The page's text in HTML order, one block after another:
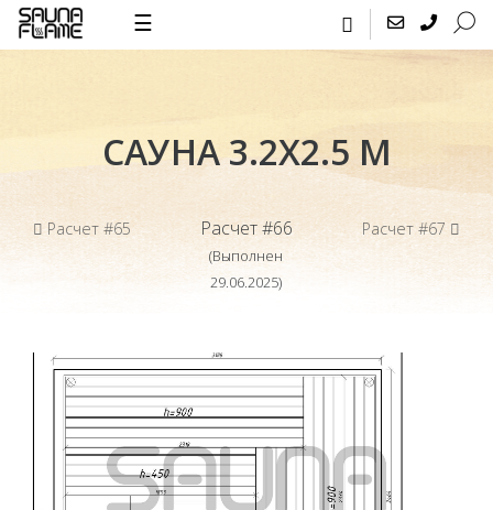
☰
САУНА 3.2Х2.5 М
Расчет #65 Расчет #66
(Выполнен
29.06.2025)
Расчет #67